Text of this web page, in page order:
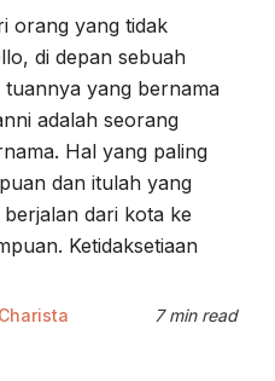
orang yang tidak
di depan sebuah
yang bernama
adalah seorang
Hal yang paling
dan itulah yang
dari kota ke
Ketidaksetiaan
7 min read